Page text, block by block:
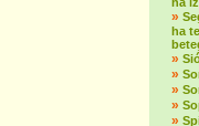
»
ha
»
»
»
»
»